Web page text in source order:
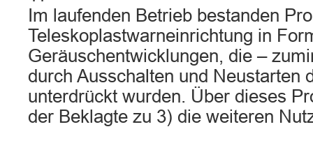
Im laufenden Betrieb bestanden
Teleskoplastwarneinrichtung in
Geräuschentwicklungen, die –
durch Ausschalten und Neustarten
unterdrückt wurden. Über dieses
der Beklagte zu 3) die weiteren